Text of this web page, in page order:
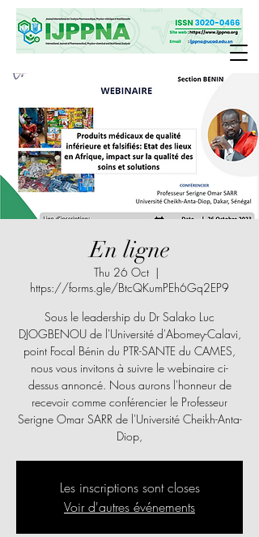
En ligne
Thu 26 Oct
  |
https://forms.gle/BtcQKumPEh6Gq2EP9
Sous le leadership du Dr Salako Luc
DJOGBENOU de l'Université d'Abomey-Calavi,
point Focal Bénin du PTR-SANTE du CAMES,
nous vous invitons à suivre le webinaire ci-
dessus annoncé. Nous aurons l'honneur de
recevoir comme conférencier le Professeur
Serigne Omar SARR de l'Université Cheikh-Anta-
Diop,
Les inscriptions sont closes
Voir d'autres événements